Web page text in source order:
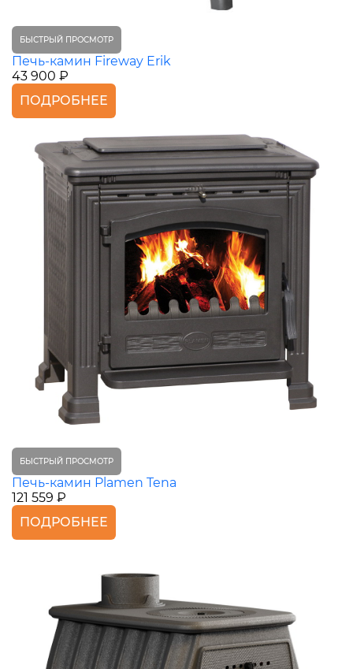
БЫСТРЫЙ ПРОСМОТР
Печь-камин Fireway Erik
43 900 ₽
ПОДРОБНЕЕ
БЫСТРЫЙ ПРОСМОТР
Печь-камин Plamen Tena
121 559 ₽
ПОДРОБНЕЕ